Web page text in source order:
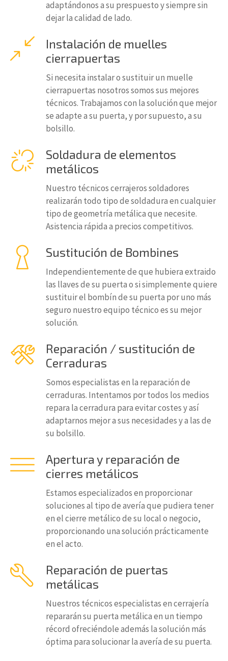
adaptándonos a su prespuesto y siempre sin
dejar la calidad de lado.
Instalación de muelles
cierrapuertas
Si necesita instalar o sustituir un muelle
cierrapuertas nosotros somos sus mejores
técnicos. Trabajamos con la solución que mejor
se adapte a su puerta, y por supuesto, a su
bolsillo.
Soldadura de elementos
metálicos
Nuestro técnicos cerrajeros soldadores
realizarán todo tipo de soldadura en cualquier
tipo de geometría metálica que necesite.
Asistencia rápida a precios competitivos.
Sustitución de Bombines
Independientemente de que hubiera extraido
las llaves de su puerta o si simplemente quiere
sustituir el bombín de su puerta por uno más
seguro nuestro equipo técnico es su mejor
solución.
Reparación / sustitución de
Cerraduras
Somos especialistas en la reparación de
cerraduras. Intentamos por todos los medios
repara la cerradura para evitar costes y así
adaptarnos mejor a sus necesidades y a las de
su bolsillo.
Apertura y reparación de
cierres metálicos
Estamos especializados en proporcionar
soluciones al tipo de avería que pudiera tener
en el cierre metálico de su local o negocio,
proporcionando una solución prácticamente
en el acto.
Reparación de puertas
metálicas
Nuestros técnicos especialistas en cerrajería
repararán su puerta metálica en un tiempo
récord ofreciéndole además la solución más
óptima para solucionar la avería de su puerta.